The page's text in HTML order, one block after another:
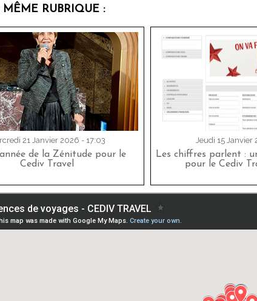
RUBRIQUE :
21 Janvier 2026 - 17:03
de la Zénitude pour le
Cediv Travel
Jeudi 15 Janvier
Les chiffres parlent :
pour le Cediv